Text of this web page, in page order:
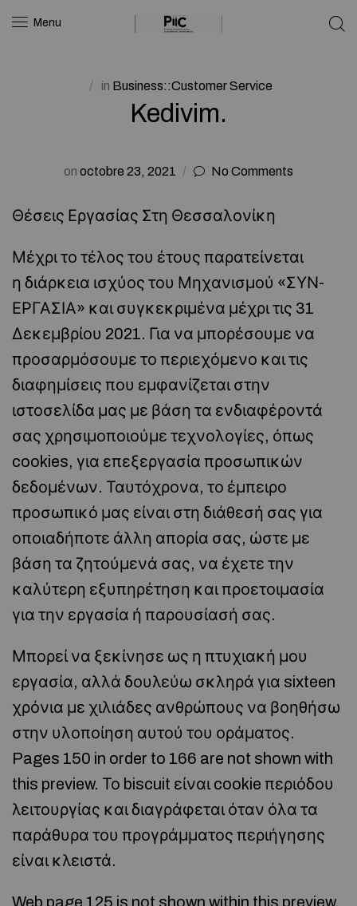
Menu
in Business::Customer Service
Kedivim.
on octobre 23, 2021 No Comments
Θέσεις Εργασίας Στη Θεσσαλονίκη
Μέχρι το τέλος του έτους παρατείνεται
η διάρκεια ισχύος του Μηχανισμού «ΣΥΝ-
ΕΡΓΑΣΙΑ» και συγκεκριμένα μέχρι τις 31
Δεκεμβρίου 2021. Για να μπορέσουμε να
προσαρμόσουμε το περιεχόμενο και τις
διαφημίσεις που εμφανίζεται στην
ιστοσελίδα μας με βάση τα ενδιαφέροντά
σας χρησιμοποιούμε τεχνολογίες, όπως
cookies, για επεξεργασία προσωπικών
δεδομένων. Ταυτόχρονα, το έμπειρο
προσωπικό μας είναι στη διάθεσή σας για
οποιαδήποτε άλλη απορία σας, ώστε με
βάση τα ζητούμενά σας, να έχετε την
καλύτερη εξυπηρέτηση και προετοιμασία
για την εργασία ή παρουσίασή σας.
Μπορεί να ξεκίνησε ως η πτυχιακή μου
εργασία, αλλά δουλεύω σκληρά για sixteen
χρόνια με χιλιάδες ανθρώπους να βοηθήσω
στην υλοποίηση αυτού του οράματος.
Pages 150 in order to 166 are not shown with
this preview. Το biscuit είναι cookie περιόδου
λειτουργίας και διαγράφεται όταν όλα τα
παράθυρα του προγράμματος περιήγησης
είναι κλειστά.
Web page 125 is not shown within this preview.